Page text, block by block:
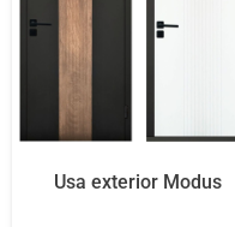
Usa exterior Modus